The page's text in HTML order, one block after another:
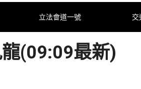
立法會道一號 交
(09:09最新)